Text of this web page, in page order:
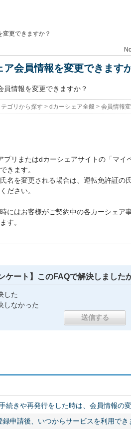
更できますか？
ア会員情報を変更できます
員情報を変更できますか？
テゴリから探す > dカーシェア全般> 会員情報
プリまたはdカーシェアサイトの「マ
きます。
名を変更される場合は、運転免許証の
ださい。
にはお客様がご契約中の各カーシェア
す。
ケート】このFAQで解決しました
した
しなかった
続きや再発行をした時は、会員情報の
申請後、いつからサービスを利用でき